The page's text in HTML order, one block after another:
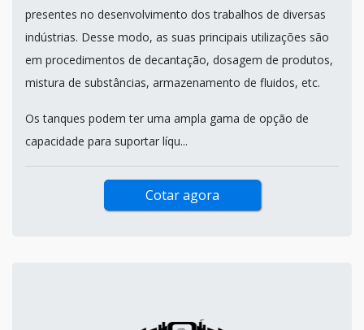
presentes no desenvolvimento dos trabalhos de diversas
indústrias. Desse modo, as suas principais utilizações são
em procedimentos de decantação, dosagem de produtos,
mistura de substâncias, armazenamento de fluidos, etc.
Os tanques podem ter uma ampla gama de opção de
capacidade para suportar líqu...
Cotar agora